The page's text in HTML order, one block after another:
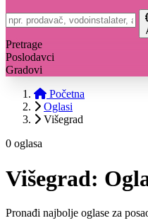
Pretrage
Poslodavci
Gradovi
Početna
Oglasi
Višegrad
0 oglasa
Višegrad:
Pronađi najbolje oglase za